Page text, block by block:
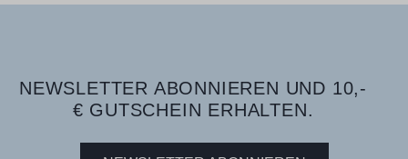
NEWSLETTER ABONNIEREN UND 10,-
€ GUTSCHEIN ERHALTEN.